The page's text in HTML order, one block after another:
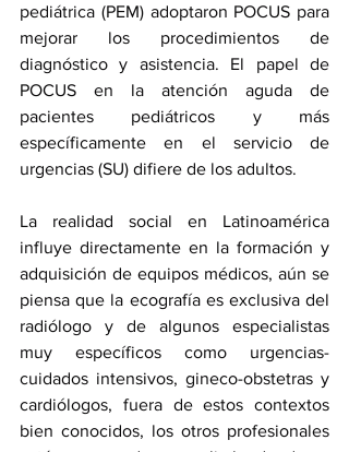
pediátrica (PEM) adoptaron POCUS para
mejorar los procedimientos de
diagnóstico y asistencia. El papel de
POCUS en la atención aguda de
pacientes pediátricos y más
específicamente en el servicio de
urgencias (SU) difiere de los adultos.
La realidad social en Latinoamérica
influye directamente en la formación y
adquisición de equipos médicos, aún se
piensa que la ecografía es exclusiva del
radiólogo y de algunos especialistas
muy específicos como urgencias-
cuidados intensivos, gineco-obstetras y
cardiólogos, fuera de estos contextos
bien conocidos, los otros profesionales